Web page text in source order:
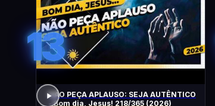
13
NÃO PEÇA APLAUSO: SEJA AUTÊNTICO
- Bom dia, Jesus! 218/365 (2026)